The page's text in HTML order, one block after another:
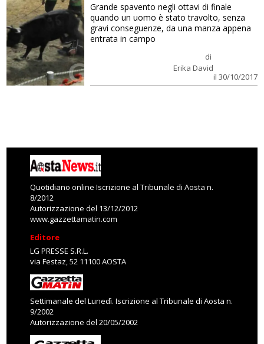
di
Erika David
il 30/10/2017
Grande spavento negli ottavi di finale
quando un uomo è stato travolto, senza
gravi conseguenze, da una manza appena
entrata in campo
Quotidiano online Iscrizione al Tribunale di Aosta n.
8/2012
Autorizzazione del 13/12/2012
www.gazzettamatin.com
Editore
LG PRESSE S.R.L.
via Festaz, 52 11100 AOSTA
Settimanale del Lunedì. Iscrizione al Tribunale di Aosta n.
9/2002
Autorizzazione del 20/05/2002